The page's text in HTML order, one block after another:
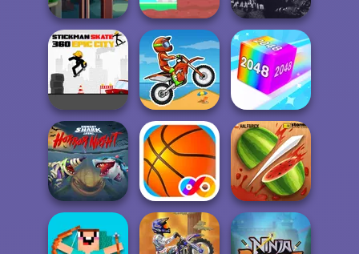
Hand Me The
Goods
Square Bird
Five Nights at
Freddy’s 4
Stickman Skate:
360 Epic City
Moto X3M
Chain Cube:
2048 Merge
Hungry Shark